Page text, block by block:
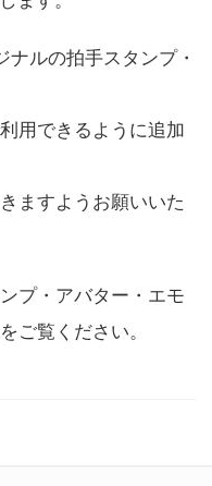
ルの拍手スタンプ・
用できるように追加
ますようお願いいた
プ・アバター・エモ
をご覧ください。